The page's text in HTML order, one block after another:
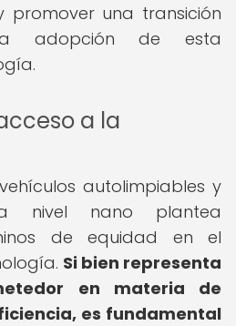
una transición
adopción de esta
a la
autolimpiables y
nivel nano plantea
de equidad en el
Si bien representa
en materia de
es fundamental